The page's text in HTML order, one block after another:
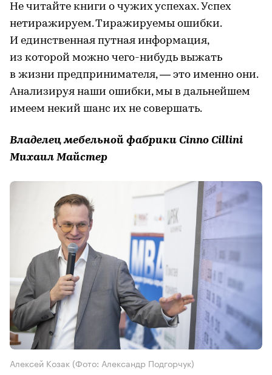
Не читайте книги о чужих успехах. Успех
нетиражируем. Тиражируемы ошибки.
И единственная путная информация,
из которой можно чего-нибудь выжать
в жизни предпринимателя, — это именно они.
Анализируя наши ошибки, мы в дальнейшем
имеем некий шанс их не совершать.
Владелец мебельной фабрики Cinno Cillini
Михаил Майстер
Алексей Козак (Фото: Александр Подгорчук)